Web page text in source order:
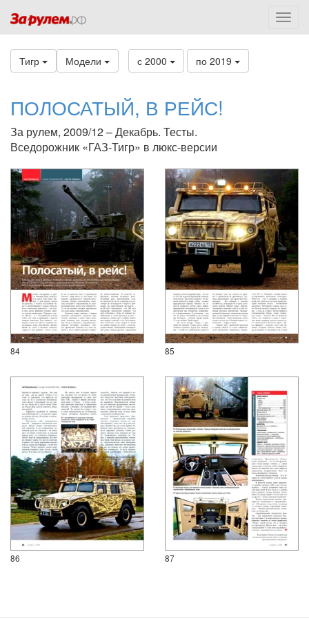
Тигр Модели с 2000 по 2019
ПОЛОСАТЫЙ, В РЕЙС!
За рулем, 2009/12 – Декабрь. Тесты.
Вседорожник «ГАЗ-Тигр» в люкс-версии
84 85
86 87